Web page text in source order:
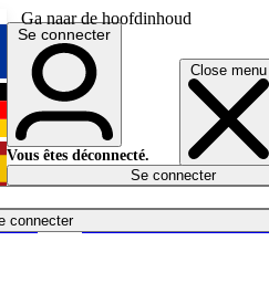
Ga naar de hoofdinhoud
Close menu
connecter
English
Deutsch
Español
Se connecter
Vous êtes déconnecté.
Se connecter